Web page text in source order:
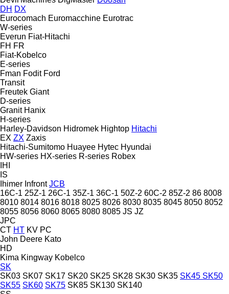
DH DX
Eurocomach Euromacchine Eurotrac
W-series
Everun Fiat-Hitachi
FH FR
Fiat-Kobelco
E-series
Fman Fodit Ford
Transit
Freutek Giant
D-series
Granit Hanix
H-series
Harley-Davidson Hidromek Hightop Hitachi
EX ZX Zaxis
Hitachi-Sumitomo Huayee Hytec Hyundai
HW-series HX-series R-series Robex
IHI
IS
Ihimer Infront JCB
16C-1 25Z-1 26C-1 35Z-1 36C-1 50Z-2 60C-2 85Z-2 86 8008
8010 8014 8016 8018 8025 8026 8030 8035 8045 8050 8052
8055 8056 8060 8065 8080 8085 JS JZ
JPC
CT HT KV PC
John Deere Kato
HD
Kima Kingway Kobelco
SK
SK03 SK07 SK17 SK20 SK25 SK28 SK30 SK35 SK45 SK50
SK55 SK60 SK75 SK85 SK130 SK140